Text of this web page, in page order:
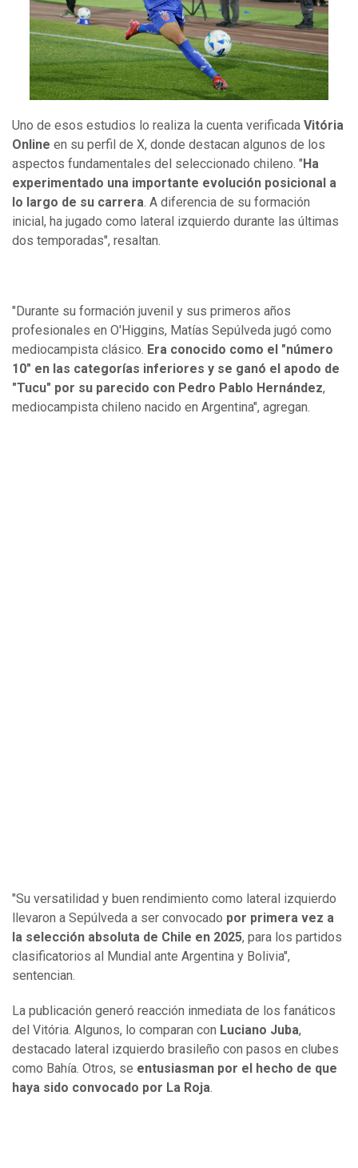
Uno de esos estudios lo realiza la cuenta verificada Vitória
Online en su perfil de X, donde destacan algunos de los
aspectos fundamentales del seleccionado chileno. "Ha
experimentado una importante evolución posicional a
lo largo de su carrera . A diferencia de su formación
inicial, ha jugado como lateral izquierdo durante las últimas
dos temporadas", resaltan.
"Durante su formación juvenil y sus primeros años
profesionales en O'Higgins, Matías Sepúlveda jugó como
mediocampista clásico. Era conocido como el "número
10" en las categorías inferiores y se ganó el apodo de
"Tucu" por su parecido con Pedro Pablo Hernández,
mediocampista chileno nacido en Argentina", agregan.
"Su versatilidad y buen rendimiento como lateral izquierdo
llevaron a Sepúlveda a ser convocado por primera vez a
la selección absoluta de Chile en 2025, para los partidos
clasificatorios al Mundial ante Argentina y Bolivia",
sentencian.
La publicación generó reacción inmediata de los fanáticos
del Vitória. Algunos, lo comparan con Luciano Juba,
destacado lateral izquierdo brasileño con pasos en clubes
como Bahía. Otros, se entusiasman por el hecho de que
haya sido convocado por La Roja.